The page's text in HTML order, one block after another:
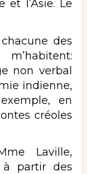
et l’Asie. Le
des
non verbal
indienne,
en
créoles
Laville,
à partir des